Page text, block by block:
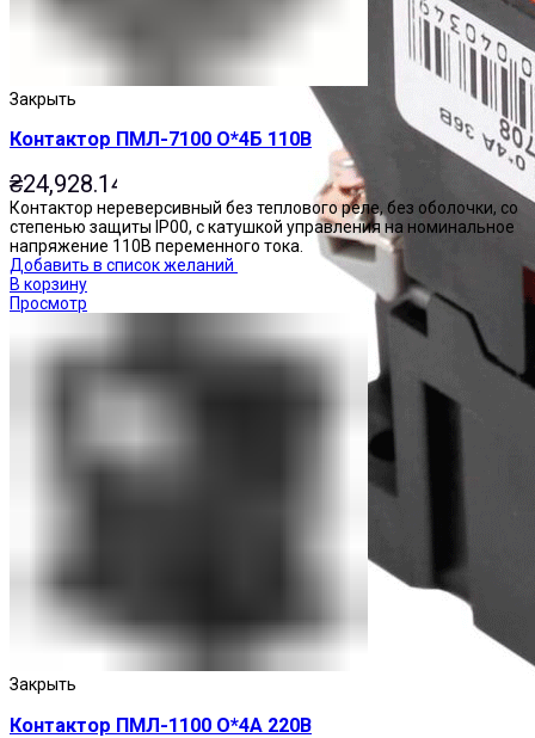
Закрыть
Контактор ПМЛ-7100 О*4Б 110В
₴24,928.14
Контактор нереверсивный без теплового реле, без оболочки, со
степенью защиты IP00, с катушкой управления на номинальное
напряжение 110В переменного тока.
Добавить в список желаний
В корзину
Просмотр
Закрыть
Контактор ПМЛ-1100 О*4А 220В